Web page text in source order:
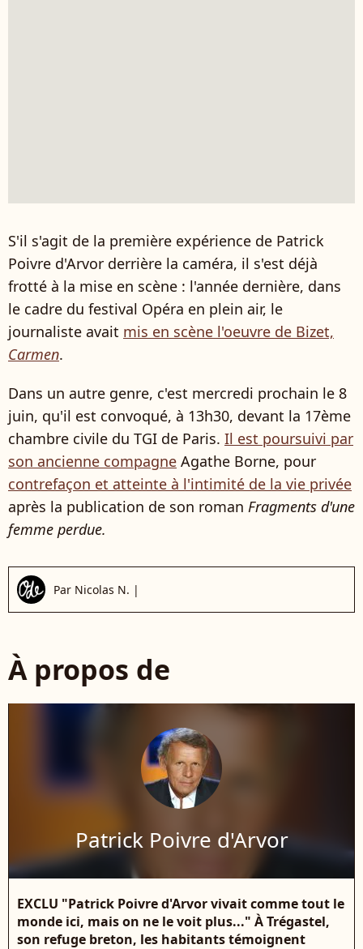
S'il s'agit de la première expérience de Patrick
Poivre d'Arvor derrière la caméra, il s'est déjà
frotté à la mise en scène : l'année dernière, dans
le cadre du festival Opéra en plein air, le
journaliste avait mis en scène l'oeuvre de Bizet,
Carmen.
Dans un autre genre, c'est mercredi prochain le 8
juin, qu'il est convoqué, à 13h30, devant la 17ème
chambre civile du TGI de Paris. Il est poursuivi par
son ancienne compagne Agathe Borne, pour
contrefaçon et atteinte à l'intimité de la vie privée
après la publication de son roman Fragments d'une
femme perdue.
Par Nicolas N. |
À propos de
Patrick Poivre d'Arvor
EXCLU "Patrick Poivre d'Arvor vivait comme tout le
monde ici, mais on ne le voit plus..." À Trégastel,
son refuge breton, les habitants témoignent